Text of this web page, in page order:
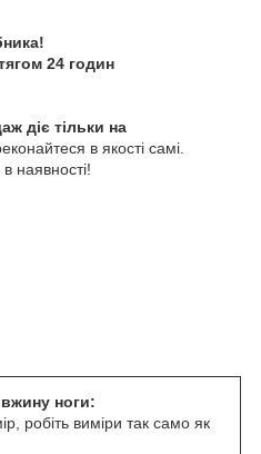
24 годин
діє тільки на
в якості самі.
наявності!
ноги:
робіть виміри так само як